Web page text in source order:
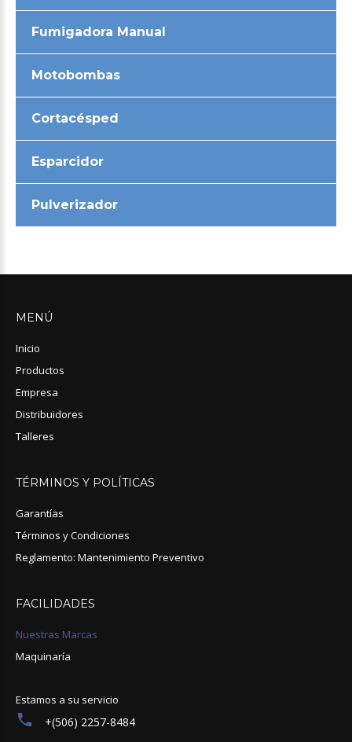
Fumigadora Manual
Motobombas
Cortacésped
Esparcidor
Pulverizador
MENÚ
Inicio
Productos
Empresa
Distribuidores
Talleres
TÉRMINOS Y POLÍTICAS
Garantías
Términos y Condiciones
Reglamento: Mantenimiento Preventivo
FACILIDADES
Nuestras Marcas
Maquinaría
Estamos a su servicio
+(506) 2257-8484